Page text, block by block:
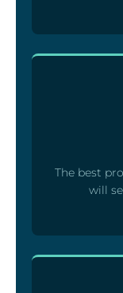
The best
will